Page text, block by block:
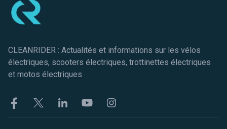
CLEANRIDER : Actualités et informations sur les vélos
électriques, scooters électriques, trottinettes électriques
et motos électriques
FacebookTwitter LinkekinYoutubeInstagram